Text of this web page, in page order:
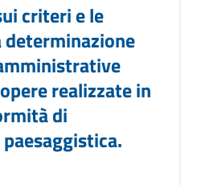
criteri e le
realizzate in
di